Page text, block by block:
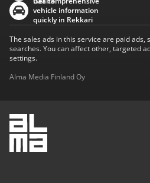
vehicle information
quickly in Rekkari
The sales ads in this service are paid ads,
searches. You can affect other, targeted
settings.
Alma Media Finland Oy